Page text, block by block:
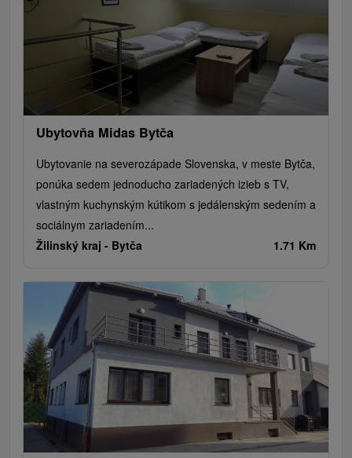
Ubytovňa Midas Bytča
Ubytovanie na severozápade Slovenska, v meste Bytča,
ponúka sedem jednoducho zariadených izieb s TV,
vlastným kuchynským kútikom s jedálenským sedením a
sociálnym zariadením...
Žilinský kraj - Bytča 1.71 Km